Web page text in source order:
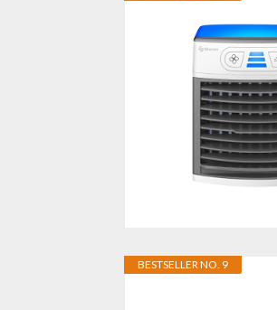
BESTSELLER NO. 9